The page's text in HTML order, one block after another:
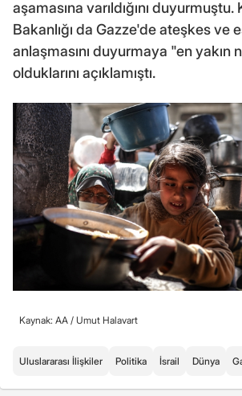
aşamasına varıldığını duyurmuştu.
Bakanlığı da Gazze'de ateşkes ve
anlaşmasını duyurmaya "en yakın
olduklarını açıklamıştı.
Kaynak: AA / Umut Halavart
Uluslararası İlişkiler Politika İsrail Dünya